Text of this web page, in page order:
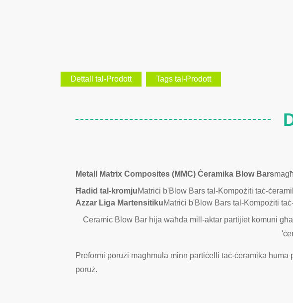
Dettall tal-Prodott Tags tal-Prodott
Metall Matrix Composites (MMC) Ċeramika Blow Bars
Ħadid tal-kromjuMatriċi b'Blow Bars tal-Kompożiti taċ-
Azzar Liga MartensitikuMatriċi b'Blow Bars tal-Kompożiti
Ceramic Blow Bar hija waħda mill-aktar partijiet komuni
Preformi porużi magħmula minn partiċelli taċ-ċeramika
poruż.